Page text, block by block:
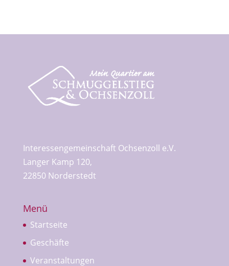
Interessengemeinschaft Ochsenzoll e.V.
Langer Kamp 120,
22850 Norderstedt
Menü
Startseite
Geschäfte
Veranstaltungen